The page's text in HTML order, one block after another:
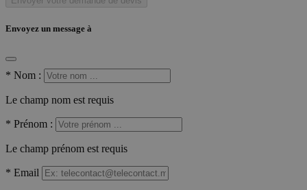
Envoyez un message à
* Nom :
Le champ nom est requis
* Prénom :
Le champ prénom est requis
* Email